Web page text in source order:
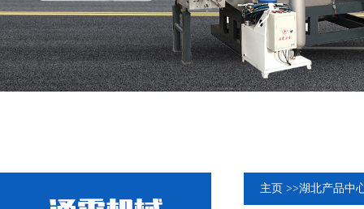
主页 >>湖北产品中